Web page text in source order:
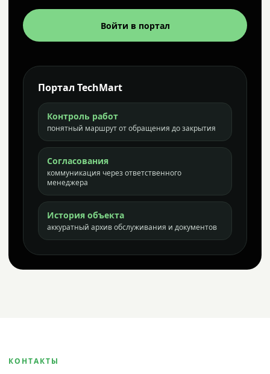
Войти в портал
Портал TechMart
Контроль работ
понятный маршрут от обращения до закрытия
Согласования
коммуникация через ответственного
менеджера
История объекта
аккуратный архив обслуживания и документов
КОНТАКТЫ